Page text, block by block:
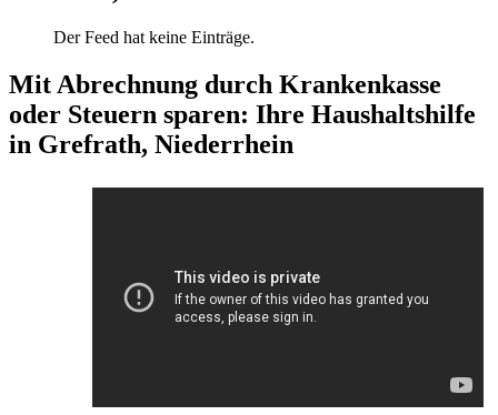
Der Feed hat keine Einträge.
Mit Abrechnung durch Krankenkasse
oder Steuern sparen: Ihre Haushaltshilfe
in Grefrath, Niederrhein